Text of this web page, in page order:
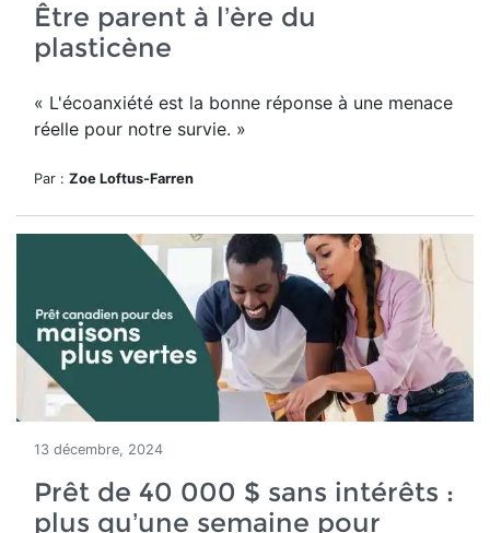
Être parent à l’ère du
plasticène
« L'écoanxiété est la bonne réponse à une menace
réelle pour notre survie. »
Par : Zoe Loftus-Farren
13 décembre, 2024
Prêt de 40 000 $ sans intérêts :
plus qu’une semaine pour